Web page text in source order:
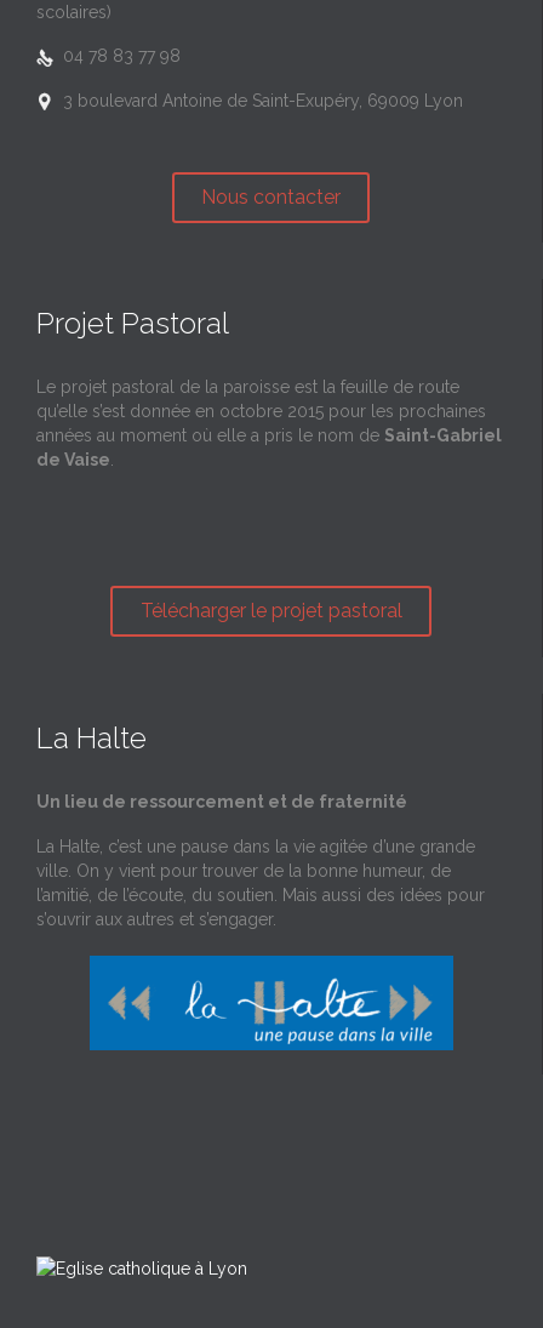
scolaires)
 04 78 83 77 98
 3 boulevard Antoine de Saint-Exupéry, 69009 Lyon
Nous contacter
Projet Pastoral
Le projet pastoral de la paroisse est la feuille de route
qu’elle s’est donnée en octobre 2015 pour les prochaines
années au moment où elle a pris le nom de Saint-Gabriel
de Vaise.
Télécharger le projet pastoral
La Halte
Un lieu de ressourcement et de fraternité
La Halte, c’est une pause dans la vie agitée d’une grande
ville. On y vient pour trouver de la bonne humeur, de
l’amitié, de l’écoute, du soutien. Mais aussi des idées pour
s’ouvrir aux autres et s’engager.